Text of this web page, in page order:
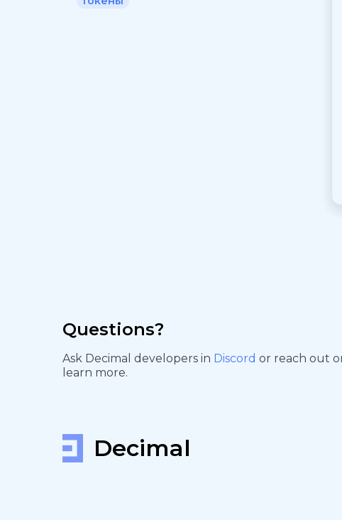
Questions?
Ask Decimal developers in Discord or reach out
learn more.
Decimal